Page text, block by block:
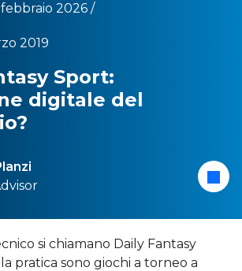
2026 /
2019
Sport:
digitale del
si chiamano Daily Fantasy
pratica sono giochi a torneo a